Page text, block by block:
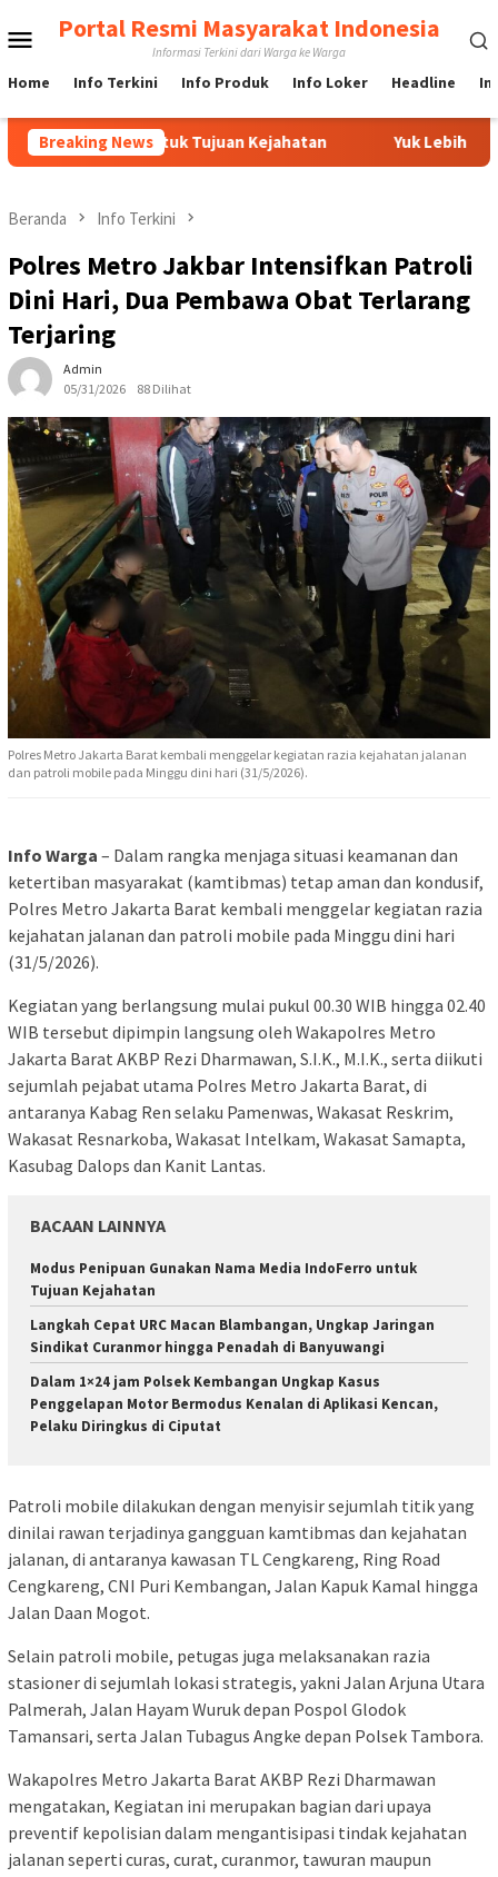
ke
Menu
Mobile
Portal Resmi Masyarakat Indonesia
Informasi Terkini dari Warga ke Warga
Home Info Terkini Info Produk Info Loker Headline
Breaking News
untuk Tujuan Kejahatan Yuk Lebih Mengenal
Beranda Info Terkini
Polres Metro Jakbar Intensifkan Patroli
Dini Hari, Dua Pembawa Obat Terlarang
Terjaring
Admin
05/31/2026
88 Dilihat
Polres Metro Jakarta Barat kembali menggelar kegiatan razia kejahatan jalanan
dan patroli mobile pada Minggu dini hari (31/5/2026).
Info Warga – Dalam rangka menjaga situasi keamanan dan
ketertiban masyarakat (kamtibmas) tetap aman dan kondusif,
Polres Metro Jakarta Barat kembali menggelar kegiatan razia
kejahatan jalanan dan patroli mobile pada Minggu dini hari
(31/5/2026).
Kegiatan yang berlangsung mulai pukul 00.30 WIB hingga 02.40
WIB tersebut dipimpin langsung oleh Wakapolres Metro
Jakarta Barat AKBP Rezi Dharmawan, S.I.K., M.I.K., serta diikuti
sejumlah pejabat utama Polres Metro Jakarta Barat, di
antaranya Kabag Ren selaku Pamenwas, Wakasat Reskrim,
Wakasat Resnarkoba, Wakasat Intelkam, Wakasat Samapta,
Kasubag Dalops dan Kanit Lantas.
BACAAN LAINNYA
Modus Penipuan Gunakan Nama Media IndoFerro untuk
Tujuan Kejahatan
Langkah Cepat URC Macan Blambangan, Ungkap Jaringan
Sindikat Curanmor hingga Penadah di Banyuwangi
Dalam 1×24 jam Polsek Kembangan Ungkap Kasus
Penggelapan Motor Bermodus Kenalan di Aplikasi Kencan,
Pelaku Diringkus di Ciputat
Patroli mobile dilakukan dengan menyisir sejumlah titik yang
dinilai rawan terjadinya gangguan kamtibmas dan kejahatan
jalanan, di antaranya kawasan TL Cengkareng, Ring Road
Cengkareng, CNI Puri Kembangan, Jalan Kapuk Kamal hingga
Jalan Daan Mogot.
Selain patroli mobile, petugas juga melaksanakan razia
stasioner di sejumlah lokasi strategis, yakni Jalan Arjuna Utara
Palmerah, Jalan Hayam Wuruk depan Pospol Glodok
Tamansari, serta Jalan Tubagus Angke depan Polsek Tambora.
Wakapolres Metro Jakarta Barat AKBP Rezi Dharmawan
mengatakan, Kegiatan ini merupakan bagian dari upaya
preventif kepolisian dalam mengantisipasi tindak kejahatan
jalanan seperti curas, curat, curanmor, tawuran maupun